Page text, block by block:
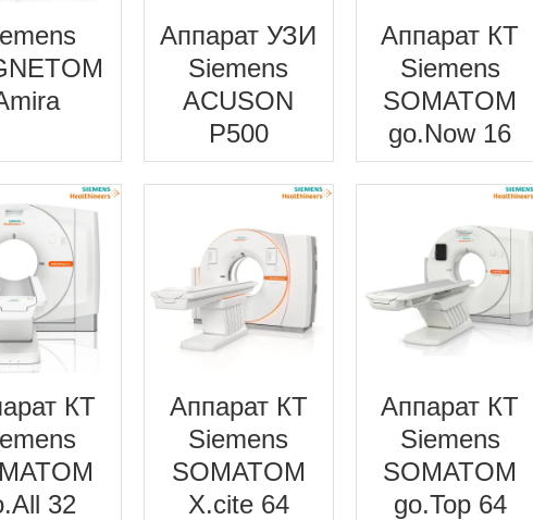
Аппарат УЗИ
Siemens
ACUSON
P500
Аппарат КТ
Siemens
SOMATOM
go.Now 16
КТ
32
Аппарат КТ
Siemens
SOMATOM
X.cite 64
Аппарат КТ
Siemens
SOMATOM
go.Top 64